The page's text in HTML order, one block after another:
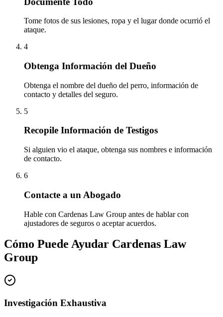
Tome fotos de sus lesiones, ropa y el lugar donde ocurrió el
ataque.
4
Obtenga Información del Dueño
Obtenga el nombre del dueño del perro, información de
contacto y detalles del seguro.
5
Recopile Información de Testigos
Si alguien vio el ataque, obtenga sus nombres e información
de contacto.
6
Contacte a un Abogado
Hable con Cardenas Law Group antes de hablar con
ajustadores de seguros o aceptar acuerdos.
Cómo Puede Ayudar Cardenas Law
Group
Investigación Exhaustiva